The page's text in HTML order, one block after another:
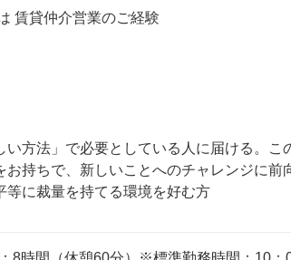
賃貸仲介営業のご経験
方法」で必要としている人に届ける。こ
持ちで、新しいことへのチャレンジに前